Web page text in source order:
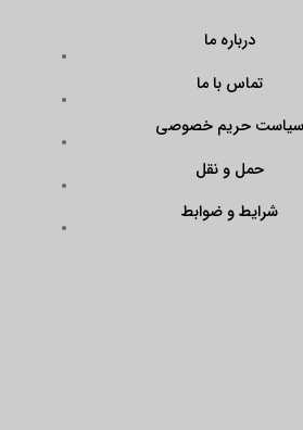
درباره ما
تماس با ما
سیاست حریم خصوصی
حمل و نقل
شرایط و ضوابط